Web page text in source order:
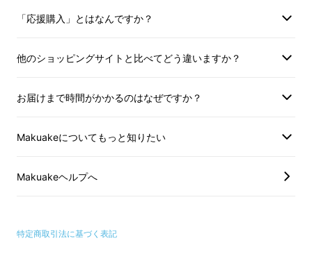
れば、味に深みがでて本格的な味に調えてくれ
「応援購入」とはなんですか？
他のショッピングサイトと比べてどう違いますか？
お届けまで時間がかかるのはなぜですか？
Makuakeについてもっと知りたい
Makuakeヘルプへ
特定商取引法に基づく表記